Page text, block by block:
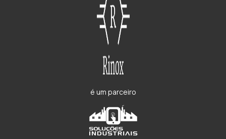
é um parceiro